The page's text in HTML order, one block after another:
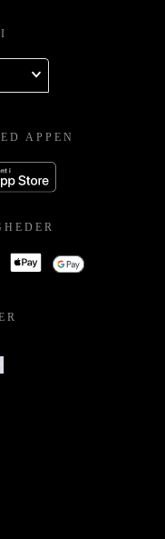
APPEN